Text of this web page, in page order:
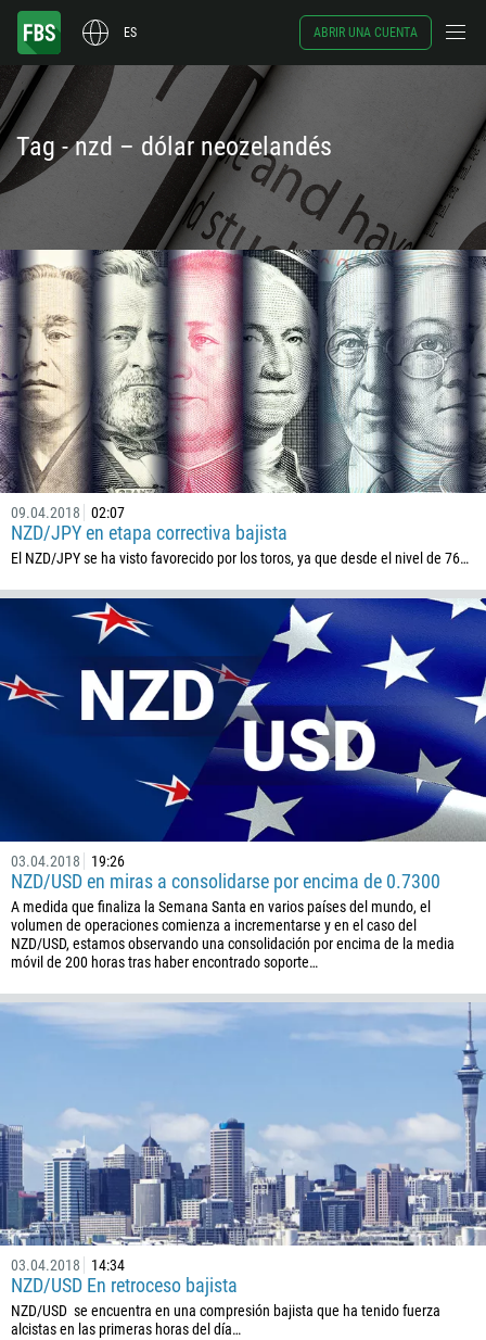
ES ABRIR UNA CUENTA
Tag - nzd – dólar neozelandés
09.04.2018 02:07
NZD/JPY en etapa correctiva bajista
El NZD/JPY se ha visto favorecido por los toros, ya que desde el nivel de 76…
03.04.2018 19:26
NZD/USD en miras a consolidarse por encima de 0.7300
A medida que finaliza la Semana Santa en varios países del mundo, el
volumen de operaciones comienza a incrementarse y en el caso del
NZD/USD, estamos observando una consolidación por encima de la media
móvil de 200 horas tras haber encontrado soporte…
03.04.2018 14:34
NZD/USD En retroceso bajista
NZD/USD se encuentra en una compresión bajista que ha tenido fuerza
alcistas en las primeras horas del día…